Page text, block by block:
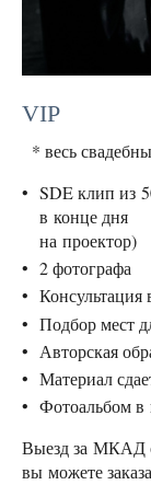
VIP
* весь
SDE клип из
в конце
на проектор)
2 фотографа
Подбор мест
Авторская
Материал
Фотоальбом в
Выезд за МКАД
вы можете